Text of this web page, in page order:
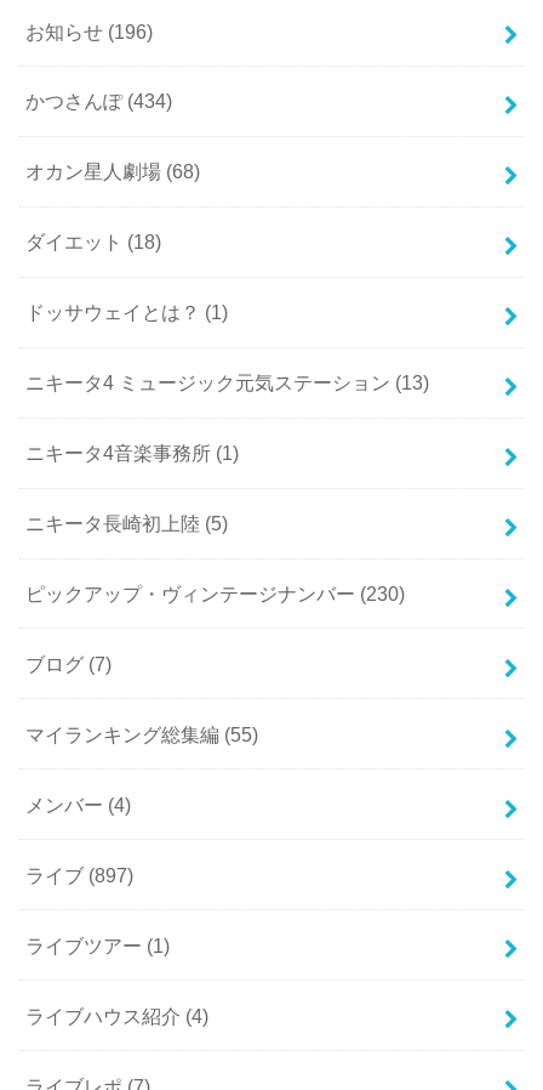
お知らせ (196)
かつさんぽ (434)
オカン星人劇場 (68)
ダイエット (18)
ドッサウェイとは？ (1)
ニキータ4 ミュージック元気ステーション (13)
ニキータ4音楽事務所 (1)
ニキータ長崎初上陸 (5)
ピックアップ・ヴィンテージナンバー (230)
ブログ (7)
マイランキング総集編 (55)
メンバー (4)
ライブ (897)
ライブツアー (1)
ライブハウス紹介 (4)